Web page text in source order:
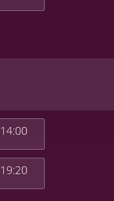
14:00
19:20